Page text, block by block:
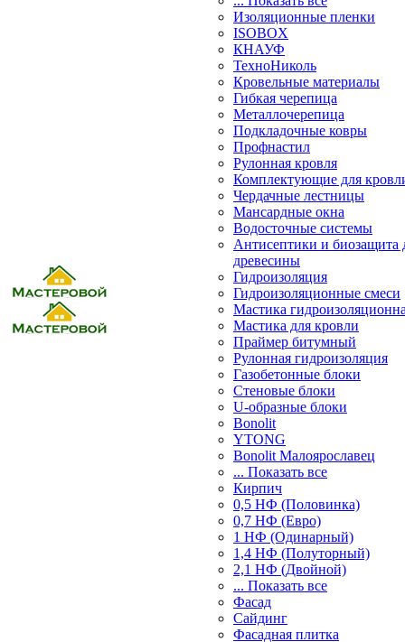
Изоляционные пленки
ISOBOX
КНАУФ
ТехноНиколь
Кровельные материалы
Гибкая черепица
Металлочерепица
Подкладочные ковры
Профнастил
Рулонная кровля
Комплектующие для
Чердачные лестницы
Мансардные окна
Водосточные системы
Антисептики и биозащита
древесины
Гидроизоляция
Гидроизоляционные смеси
Мастика
Мастика для кровли
Праймер битумный
Рулонная гидроизоляция
Газобетонные блоки
Стеновые блоки
U-образные блоки
Bonolit
YTONG
Bonolit Малоярославец
... Показать все
Кирпич
0,5 НФ (Половинка)
0,7 НФ (Евро)
1 НФ (Одинарный)
1,4 НФ (Полуторный)
2,1 НФ (Двойной)
... Показать все
Фасад
Сайдинг
Фасадная плитка